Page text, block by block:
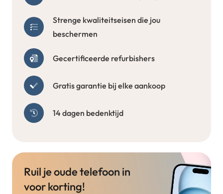
Strenge kwaliteitseisen die jou
beschermen
Gecertificeerde refurbishers
Gratis garantie bij elke aankoop
14 dagen bedenktijd
Ruil je oude telefoon in
voor korting!